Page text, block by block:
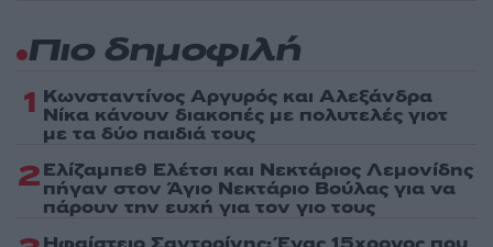
Πιο δημοφιλή
1 Κωνσταντίνος Αργυρός και Αλεξάνδρα
Νίκα κάνουν διακοπές με πολυτελές γιοτ
με τα δύο παιδιά τους
2Ελίζαμπεθ Ελέτσι και Νεκτάριος Λεμονίδης
πήγαν στον Άγιο Νεκτάριο Βούλας για να
πάρουν την ευχή για τον γιο τους